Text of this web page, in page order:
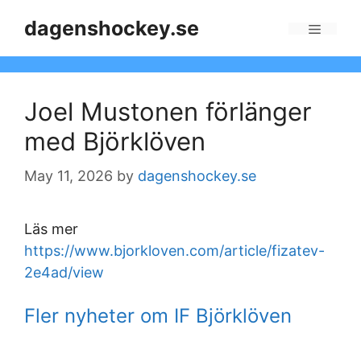
dagenshockey.se
Joel Mustonen förlänger
med Björklöven
May 11, 2026 by dagenshockey.se
Läs mer
https://www.bjorkloven.com/article/fizatev-
2e4ad/view
Fler nyheter om IF Björklöven